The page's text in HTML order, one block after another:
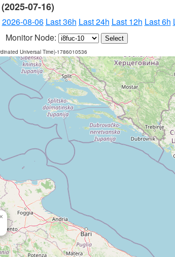
07-16)
2026-08-06 Last 36h Last 24h Last 12h Last 6h
Monitor Node:
Universal Time)-1786010536
×